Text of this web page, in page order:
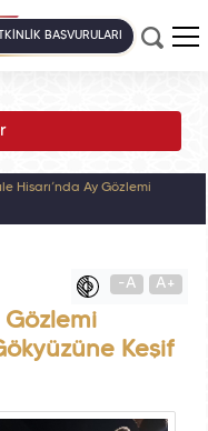
BAŞVURULARI
Hisarı’nda Ay Gözlemi
-A A+
Gözlemi
Keşif